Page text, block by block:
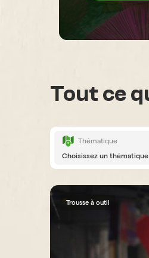
Tout ce
Thématique
Choisissez un thématique
Trousse à outil